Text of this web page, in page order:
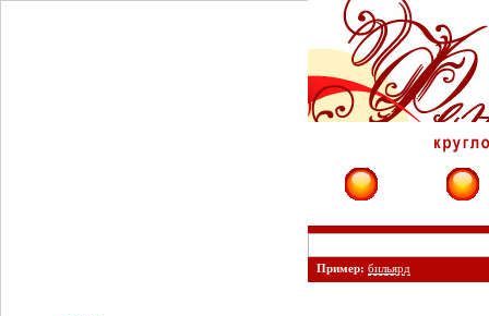
Пример: бильярд